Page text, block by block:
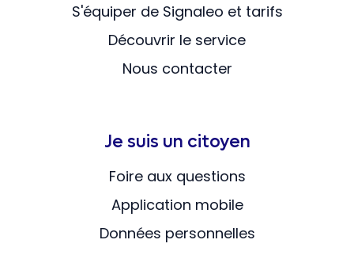
S'équiper de Signaleo et tarifs
Découvrir le service
Nous contacter
Je suis un citoyen
Foire aux questions
Application mobile
Données personnelles